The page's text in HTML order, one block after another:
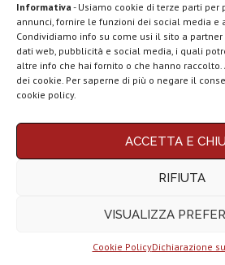
Informativa - Usiamo cookie di terze parti
annunci, fornire le funzioni dei social media e
Condividiamo info su come usi il sito a
dati web, pubblicità e social media, i quali
altre info che hai fornito o che hanno raccolto.
dei cookie. Per saperne di più o negare il
cookie policy.
ACCETTA E
RIFIUTA
VISUALIZZA
Cookie PolicyDichiarazione
Tech for
TECH4D.IT
LEGGI ANCHE
Come registrare
Android 13: lista
dispositivi...